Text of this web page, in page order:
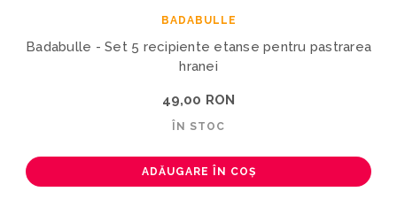
BADABULLE
Badabulle - Set 5 recipiente etanse pentru pastrarea
hranei
49,00 RON
ÎN STOC
ADĂUGARE ÎN COȘ